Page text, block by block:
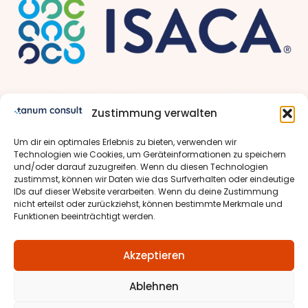
Zustimmung verwalten
Um dir ein optimales Erlebnis zu bieten, verwenden wir
Technologien wie Cookies, um Geräteinformationen zu speichern
und/oder darauf zuzugreifen. Wenn du diesen Technologien
zustimmst, können wir Daten wie das Surfverhalten oder eindeutige
IDs auf dieser Website verarbeiten. Wenn du deine Zustimmung
nicht erteilst oder zurückziehst, können bestimmte Merkmale und
Funktionen beeinträchtigt werden.
Akzeptieren
Ablehnen